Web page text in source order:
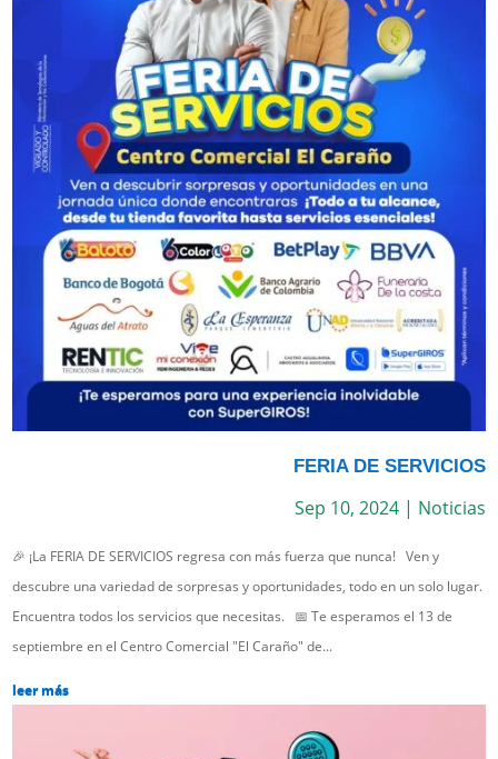
FERIA DE SERVICIOS
Sep 10, 2024| Noticias
🎉 ¡La FERIA DE SERVICIOS regresa con más fuerza que nunca! Ven y
descubre una variedad de sorpresas y oportunidades, todo en un solo lugar.
Encuentra todos los servicios que necesitas. 📅 Te esperamos el 13 de
septiembre en el Centro Comercial "El Caraño" de...
leer más